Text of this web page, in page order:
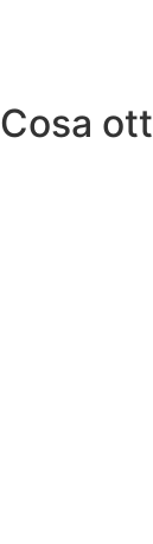
Cosa